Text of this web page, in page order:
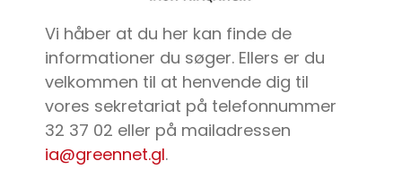
Vi håber at du her kan finde de
informationer du søger. Ellers er du
velkommen til at henvende dig til
vores sekretariat på telefonnummer
32 37 02 eller på mailadressen
ia@greennet.gl.